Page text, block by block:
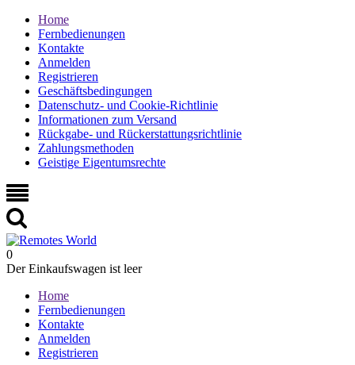
Home
Fernbedienungen
Kontakte
Anmelden
Registrieren
Geschäftsbedingungen
Datenschutz- und Cookie-Richtlinie
Informationen zum Versand
Rückgabe- und Rückerstattungsrichtlinie
Zahlungsmethoden
Geistige Eigentumsrechte
0
Der Einkaufswagen ist leer
Home
Fernbedienungen
Kontakte
Anmelden
Registrieren